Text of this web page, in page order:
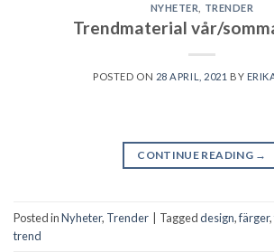
NYHETER TRENDER
Trendmaterial vår/
POSTED ON 28 APRIL, 2021 BY
CONTINUE READING →
Posted inNyheter, Trender Taggeddesign,färger,
trend